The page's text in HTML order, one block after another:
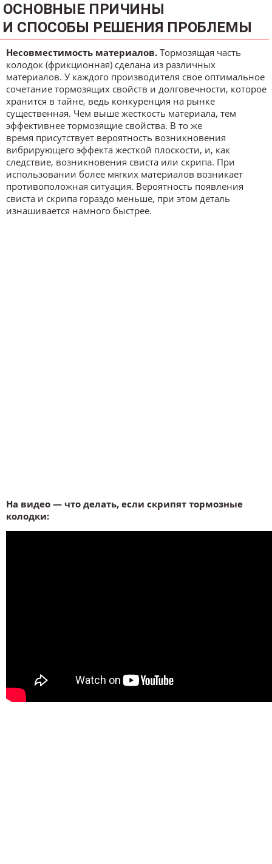
ОСНОВНЫЕ ПРИЧИНЫ
И СПОСОБЫ РЕШЕНИЯ ПРОБЛЕМЫ
Несовместимость материалов. Тормозящая часть
колодок (фрикционная) сделана из различных
материалов. У каждого производителя свое оптимальное
сочетание тормозящих свойств и долговечности, которое
хранится в тайне, ведь конкуренция на рынке
существенная. Чем выше жесткость материала, тем
эффективнее тормозящие свойства. В то же
время присутствует вероятность возникновения
вибрирующего эффекта жесткой плоскости, и, как
следствие, возникновения свиста или скрипа. При
использовании более мягких материалов возникает
противоположная ситуация. Вероятность появления
свиста и скрипа гораздо меньше, при этом деталь
изнашивается намного быстрее.
На видео — что делать, если скрипят тормозные
колодки: